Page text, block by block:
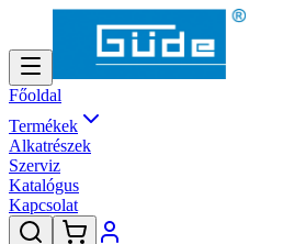
Főoldal
Termékek
Alkatrészek
Szerviz
Katalógus
Kapcsolat